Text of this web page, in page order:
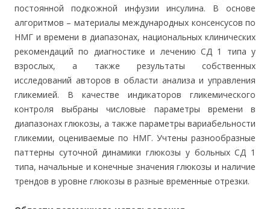
постоянной подкожной инфузии инсулина. В основе
алгоритмов – материалы международных консенсусов по
НМГ и времени в диапазонах, национальных клинических
рекомендаций по диагностике и лечению СД 1 типа у
взрослых, а также результаты собственных
исследований авторов в области анализа и управления
гликемией. В качестве индикаторов гликемического
контроля выбраны числовые параметры времени в
диапазонах глюкозы, а также параметры вариабельности
гликемии, оцениваемые по НМГ. Учтены разнообразные
паттерны суточной динамики глюкозы у больных СД 1
типа, начальные и конечные значения глюкозы и наличие
трендов в уровне глюкозы в разные временные отрезки.